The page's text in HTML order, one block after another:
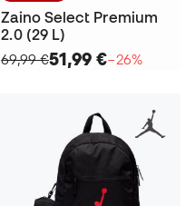
Zaino Select Premium
2.0 (29 L)
69,99 €51,99 €−26%